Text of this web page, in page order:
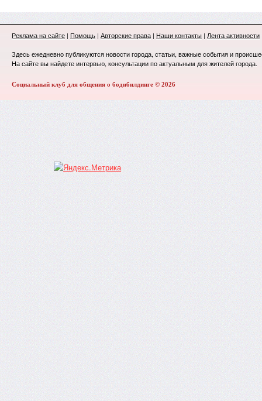
Реклама на сайте | Помощь | Авторские права | Наши контакты | Лента активности
Здесь ежедневно публикуются новости города, статьи, важные события и
На сайте вы найдете интервью, консультации по актуальным для жителей города.
Социальный клуб для общения о бодибилдинге © 2026